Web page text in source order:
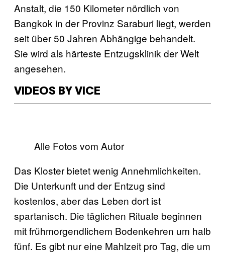
Anstalt, die 150 Kilometer nördlich von
Bangkok in der Provinz Saraburi liegt, werden
seit über 50 Jahren Abhängige behandelt.
Sie wird als härteste Entzugsklinik der Welt
angesehen.
VIDEOS BY VICE
Alle Fotos vom Autor
Das Kloster bietet wenig Annehmlichkeiten.
Die Unterkunft und der Entzug sind
kostenlos, aber das Leben dort ist
spartanisch. Die täglichen Rituale beginnen
mit frühmorgendlichem Bodenkehren um halb
fünf. Es gibt nur eine Mahlzeit pro Tag, die um